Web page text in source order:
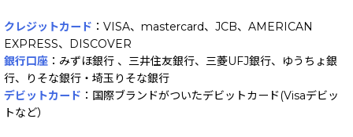
クレジットカード ：VISA、mastercard、JCB、AMERICAN
EXPRESS、DISCOVER
銀行口座 ：みずほ銀行 、三井住友銀行、三菱UFJ銀行、ゆうちょ銀
行、りそな銀行・埼玉りそな銀行
デビットカード ：国際ブランドがついたデビットカード(Visaデビッ
トなど）